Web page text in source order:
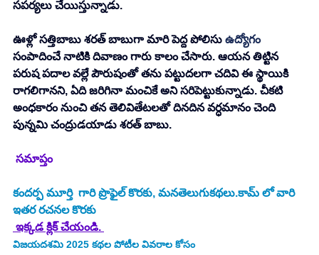
సపర్యలు చేయిస్తున్నాడు.
ఊళ్లో సత్తిబాబు శరత్ బాబుగా మారి పెద్ద పోలిసు ఉద్యోగం
సంపాదించే నాటికి దివాణం గారు కాలం చేసారు. ఆయన తిట్టిన
పరుష పదాల వల్లే పౌరుషంతో తను పట్టుదలగా చదివి ఈ స్థాయికి
రాగలిగానని, ఏది జరిగినా మంచికే అని సరిపెట్టుకున్నాడు. చీకటి
అంధకారం నుంచి తన తెలివితేటలతో దినదిన వర్ధమానం చెంది
పున్నమి చంద్రుడయాడు శరత్ బాబు.
సమాప్తం
కందర్ప మూర్తి గారి ప్రొఫైల్ కొరకు, మనతెలుగుకథలు.కామ్ లో వారి
ఇతర రచనల కొరకు
ఇక్కడ క్లిక్ చేయండి.
విజయదశమి 2025 కథల పోటీల వివరాల కోసం